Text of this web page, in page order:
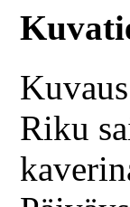
Kuvaus
Riku